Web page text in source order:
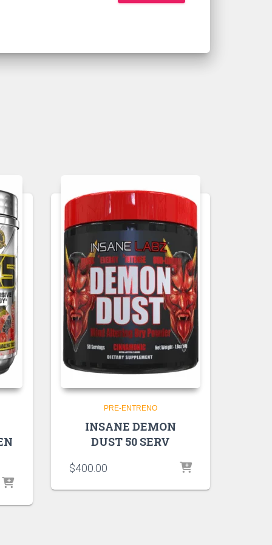
PRE-ENTRENO
INSANE DEMON
DUST 50 SERV
$400.00